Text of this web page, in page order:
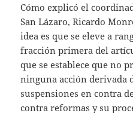
Cómo explicó el
San Lázaro, Ricardo
idea es que se eleve a
fracción primera del
que se establece que no
ninguna acción derivada
suspensiones en contra
contra reformas y su